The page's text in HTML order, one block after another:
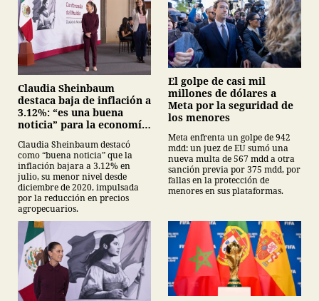
Claudia Sheinbaum
destaca baja de inflación a
3.12%: “es una buena
noticia” para la economía
Claudia Sheinbaum destacó
como “buena noticia” que la
inflación bajara a 3.12% en
julio, su menor nivel desde
diciembre de 2020, impulsada
por la reducción en precios
agropecuarios.
El golpe de casi mil
millones de dólares a
Meta por la seguridad de
los menores
Meta enfrenta un golpe de 942
mdd: un juez de EU sumó una
nueva multa de 567 mdd a otra
sanción previa por 375 mdd, por
fallas en la protección de
menores en sus plataformas.